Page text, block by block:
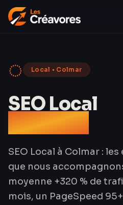
◌ Local • Colmar
SEO Local
à Colmar
SEO Local à Colmar :
que nous
moyenne +320 % de
mois, un PageSpeed